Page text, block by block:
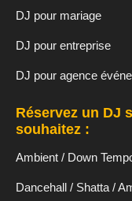
DJ pour mariage
DJ pour entreprise
DJ pour agence
Réservez un DJ
souhaitez :
Ambient / Down
Dancehall / Shatta /